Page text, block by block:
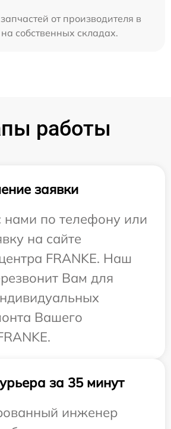
от производителя в
собственных складах.
работы
заявки
нами по телефону или
на сайте
FRANKE. Наш
Вам для
Вашего
за 35 минут
инженер